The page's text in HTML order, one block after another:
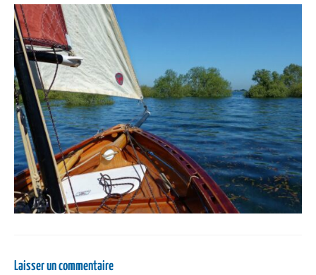
Laisser un commentaire